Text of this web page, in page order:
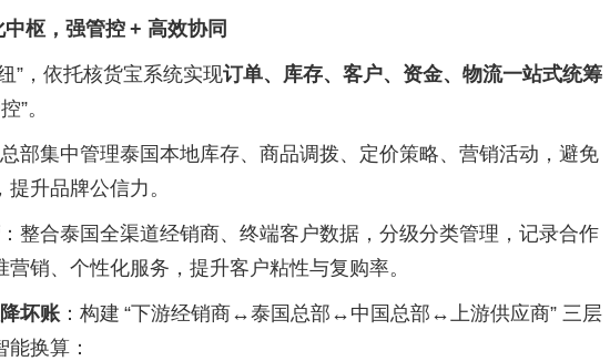
中枢，强管控 + 高效协同
”，依托核货宝系统实现订单、库存、客户、资金、物流一站式统筹
”。
总部集中管理泰国本地库存、商品调拨、定价策略、营销活动，避免
升品牌公信力。
：整合泰国全渠道经销商、终端客户数据，分级分类管理，记录合作
销、个性化服务，提升客户粘性与复购率。
坏账 ：构建 “下游经销商↔泰国总部↔中国总部↔上游供应商” 三层
换算：